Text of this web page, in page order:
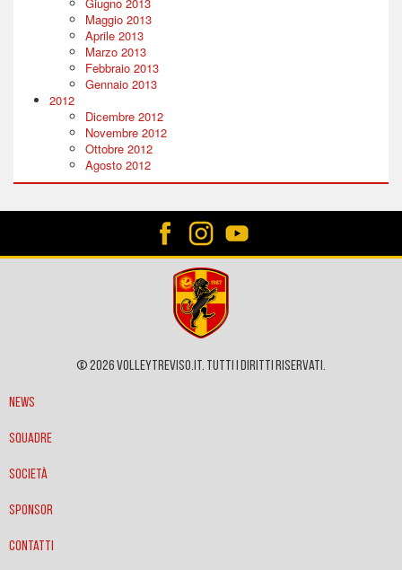
Maggio 2013
Aprile 2013
Marzo 2013
Febbraio 2013
Gennaio 2013
2012
Dicembre 2012
Novembre 2012
Ottobre 2012
Agosto 2012
© 2026 VOLLEYTREVISO.IT. Tutti i diritti riservati.
News
Squadre
Società
Sponsor
Contatti